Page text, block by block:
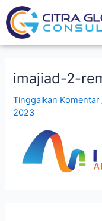
Lewati
ke
konten
imajiad-2-
Tinggalkan Komentar
2023